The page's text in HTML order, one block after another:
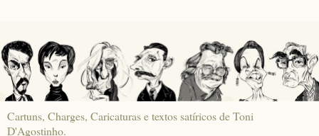
Cartuns, Charges, Caricaturas e textos satíricos de Toni
D'Agostinho.